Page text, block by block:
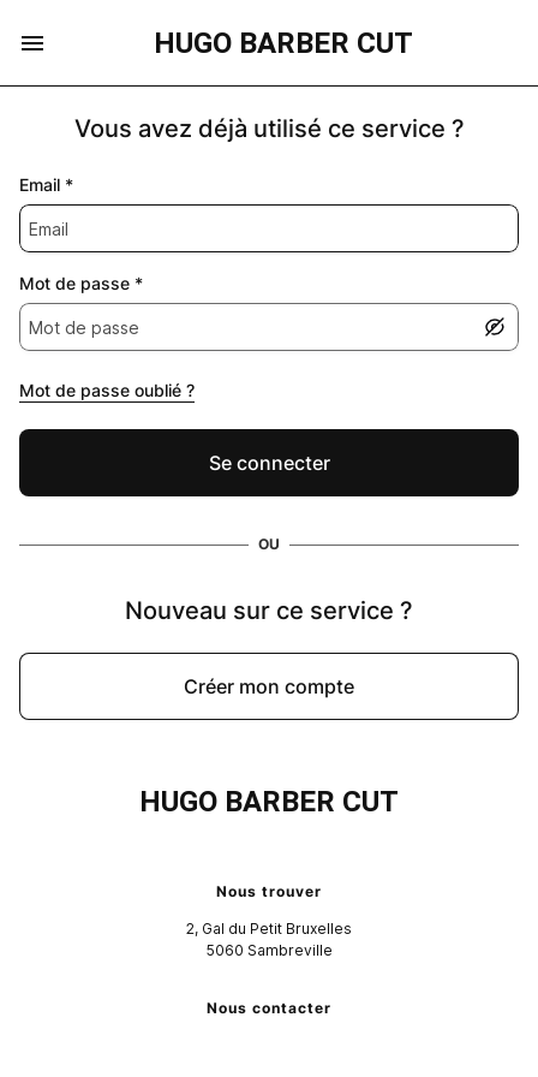
HUGO BARBER CUT
Vous avez déjà utilisé ce service ?
Email *
Mot de passe *
Se connecter
Mot de passe oublié ?
OU
Nouveau sur ce service ?
Créer mon compte
HUGO BARBER CUT
Nous trouver
2, Gal du Petit Bruxelles
5060 Sambreville
Nous contacter